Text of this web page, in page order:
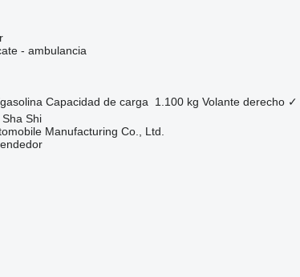
- ambulancia
Capacidad de carga 1.100 kg Volante derecho ✓
Shi
Manufacturing Co., Ltd.